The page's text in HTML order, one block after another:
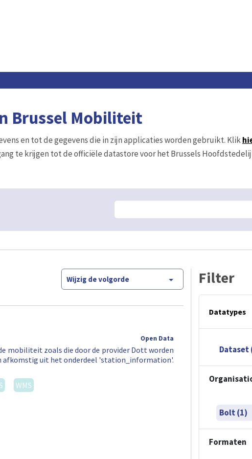
Brussel Mobiliteit
en tot de gegevens die in zijn applicaties worden gebruikt. Klik
te krijgen tot de officiële datastore voor het Brussels
Wijzig de volgorde
Open Data
mobiliteit zoals die door de provider Dott worden
afkomstig uit het onderdeel 'station_information'.
WMS
Filter
Datatypes
Dataset
Bolt (1)
Formaten